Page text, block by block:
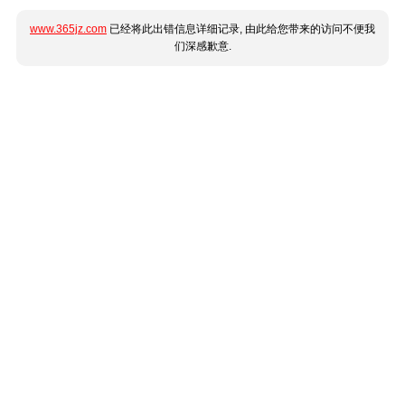
www.365jz.com 已经将此出错信息详细记录, 由此给您带来的访问不便我
们深感歉意.